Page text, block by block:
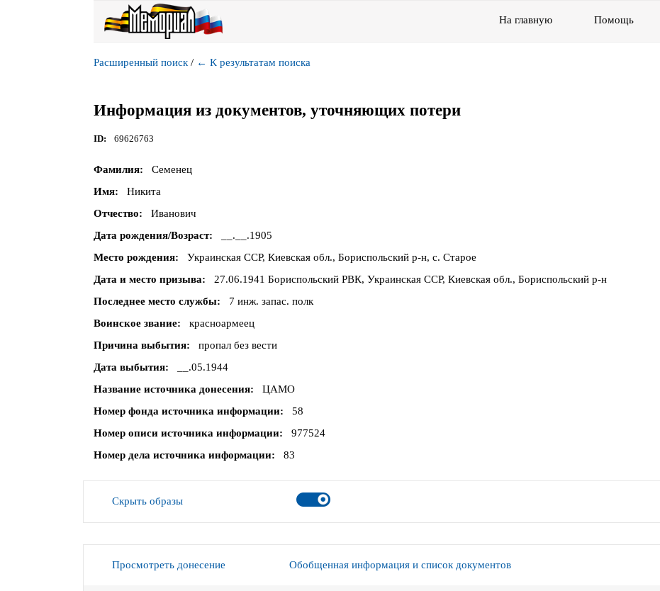
На главную Помощь
Расширенный поиск / ← К результатам поиска
Информация из документов, уточняющих потери
ID 69626763
Фамилия
Семенец
Имя
Никита
Отчество
Иванович
Дата рождения/Возраст
__.__.1905
Место рождения
Украинская ССР, Киевская обл., Бориспольский р-н, с. Старое
Дата и место призыва
27.06.1941 Бориспольский РВК, Украинская ССР, Киевская обл., Бориспольский р-н
Последнее место службы
7 инж. запас. полк
Воинское звание
красноармеец
Причина выбытия
пропал без вести
Дата выбытия
__.05.1944
Название источника донесения
ЦАМО
Номер фонда источника информации
58
Номер описи источника информации
977524
Номер дела источника информации
83
Скрыть образы
Просмотреть донесение Обобщенная информация и список документов